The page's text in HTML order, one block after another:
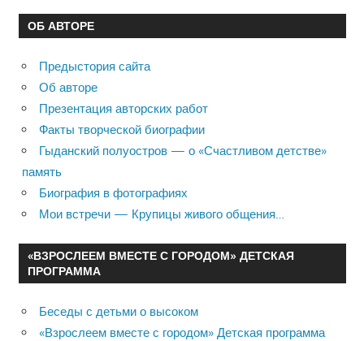
ОБ АВТОРЕ
Предыстория сайта
Об авторе
Презентация авторских работ
Факты творческой биографии
Гыданский полуостров — о «Счастливом детстве»
память
Биография в фотографиях
Мои встречи — Крупицы живого общения…
«ВЗРОСЛЕЕМ ВМЕСТЕ С ГОРОДОМ» ДЕТСКАЯ
ПРОГРАММА
Беседы с детьми о высоком
«Взрослеем вместе с городом» Детская программа